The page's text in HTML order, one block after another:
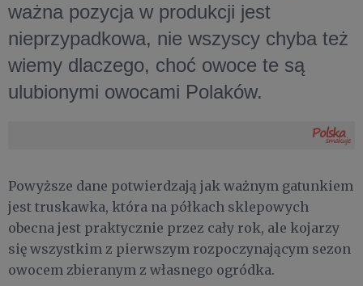
ważna pozycja w produkcji jest
nieprzypadkowa, nie wszyscy chyba też
wiemy dlaczego, choć owoce te są
ulubionymi owocami Polaków.
Powyższe dane potwierdzają jak ważnym gatunkiem
jest truskawka, która na półkach sklepowych
obecna jest praktycznie przez cały rok, ale kojarzy
się wszystkim z pierwszym rozpoczynającym sezon
owocem zbieranym z własnego ogródka.